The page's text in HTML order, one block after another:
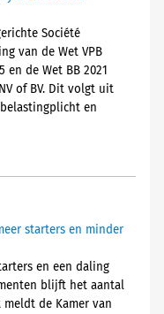
Société
van de Wet VPB
en de Wet BB 2021
of BV. Dit volgt uit
en
starters en minder
en een daling
blijft het aantal
de Kamer van